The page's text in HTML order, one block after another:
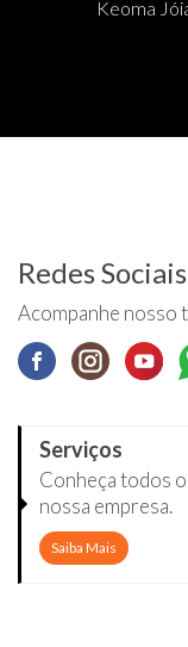
Keoma
Redes Sociais
Acompanhe nosso
Serviços
Conheça todos
nossa empresa.
Saiba Mais